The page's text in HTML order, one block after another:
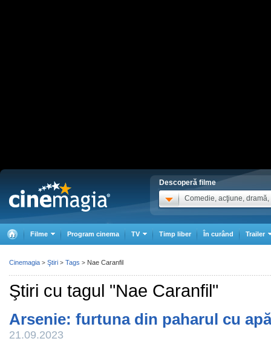
Descoperă filme
Comedie, acţiune, dramă,
Filme Program cinema TV Timp liber În curând Trailer
Ştiri cu tagul "Nae Caranfil"
Arsenie: furtuna din paharul cu apă
21.09.2023
Cinemagia > Ştiri > Tags > Nae Caranfil